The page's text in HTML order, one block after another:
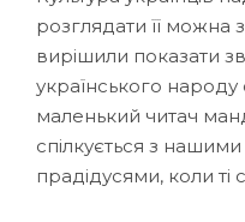
розглядати її можна
вирішили показати
українського народу
маленький читач
спілкується з
прадідусями, коли ті